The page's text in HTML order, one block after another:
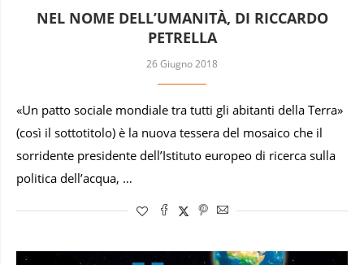
NEL NOME DELL’UMANITÀ, DI RICCARDO
PETRELLA
26 Giugno 2018
«Un patto sociale mondiale tra tutti gli abitanti della Terra»
(così il sottotitolo) è la nuova tessera del mosaico che il
sorridente presidente dell’Istituto europeo di ricerca sulla
politica dell’acqua, …